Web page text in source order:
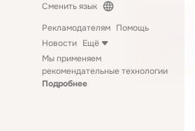
Сменить язык
Рекламодателям Помощь
Новости Ещё
Мы применяем
рекомендательные технологии
Подробнее